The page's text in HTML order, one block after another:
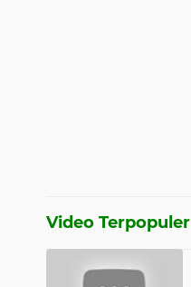
Video Terpopuler